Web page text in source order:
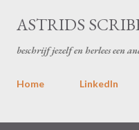
Doorgaan
ASTRIDS
beschrijf jezelf en herlees een
Home LinkedIn